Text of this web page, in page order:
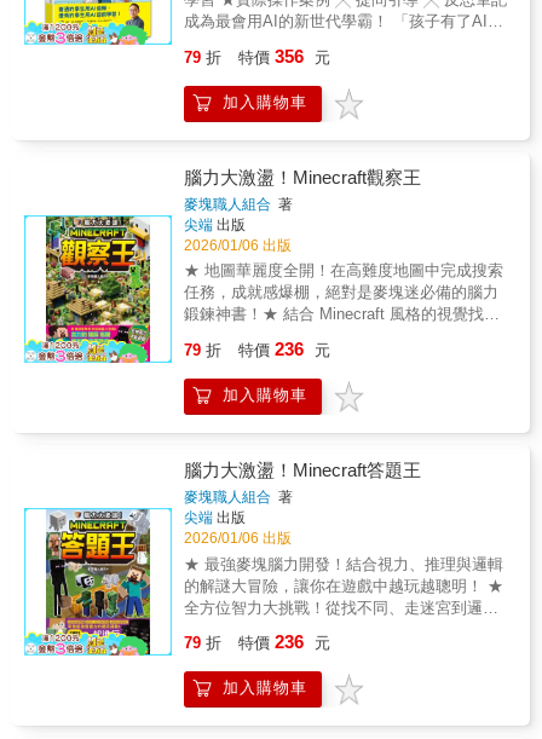
領， 以最親切的方式解說AI的基礎知識、正確
學的孩子，會再這個故事裡得到更多有趣且多
界，展開銀河小學的決戰大冒險吧！ ▍ 本書特
色 1. 韓國頂尖認知科學家監製，用故事搭配插
圖讓孩子輕鬆理解AI科學。 2. 以小學生能懂的
語言解釋艱深科技詞彙，閱讀零負擔、知識秒
吸收。 3. 透過精彩科幻情節引導孩子思考科技
與倫理，理解AI未來的關鍵。 學習領域：科技
議題教育：品格、科技 適讀年齡：8歲以上，
附注音
種進化需求：【紅石機關篇】實體裝置的大進
化！ 教你建造破壞力十足的「連射型TNT加農
砲」、讓資源源源不絕的「全自動物品分類
計時裝置。讓你的基地變成充滿高科技感的現
代堡壘。【指令修改篇】遊戲規則的大進化！
透過指令直接介入遊戲系統，召喚席捲敵人的
至是召喚炸藥之雨！只要輸入指令，你就能化
身為遊戲中的創世神，創造出原本不存在的全
新玩法。【寫給家長：從遊戲中培養邏輯與程
式邏輯的專業路徑】Minecraft不僅是一套遊
戲，更是目前全球公認最適合培養「程式化思
維（Computational Thinking）」的工具。本書
由淺入深，第一步引導孩子透過紅石電路理解
（Command Blocks）實作邏輯判斷與參數設
定。這種「試錯、修正、優化」的過程，能建
立專業的邏輯架構。我們不只教孩子「怎麼
地學會數位時代最重要的邏輯競爭力。
成為最會用AI的新世代學霸！ 「孩子有了AI，
的問題。事實上，問題不在於AI，而是孩子怎
麼使用它。把思考外包給AI的孩子，會越用越
依賴；懂得駕馭AI的孩子，則是把學習能力放
的思維鷹架，讓AI成為學習的增幅器，而非思
考的替代品！ AI時代，最重要的能力是提問！
同一個問題，問法不同，結果差很多──✖︎ 請幫
我寫一篇作文。✔︎ 請你挑戰我的作文，找出可
以寫得更好的地方。 ✖︎ 請給我這題數學答案。
✔︎ 請用問題引導我，讓我自己解出答案。 ✖︎ 幫
我把這段文章簡化給我看。 ✔︎ 你覺得這段文章
的重點是什麼？我講講看，你來糾正。 養成AI
學習力的四大關鍵是什麼──◎ 精準指揮：先學
幅：讓AI成為全科專屬家教，而不是作業代寫
機。◎ 個人化學習：結合蘇格拉底法與費曼學
習法等，讓AI負責考倒你。◎ 親子共學不焦
慮：家長不用成為AI專家，也可以安心陪伴孩
子走進AI時代。 這樣的孩子與家長，特別適合
本書──◎ 對AI充滿好奇想跟上科技趨勢◎ 正
在學習如何精準對AI提問◎ 渴望提升學科表現
卻缺乏有效練習方式◎ 用AI找答案卻越用越依
賴 學會問對問題，AI就會變成最強的學習夥伴
──本書從基礎提問技巧、資訊查證、思考訓練
出發，一路帶孩子進入跨科整合與創意思考，
實際示範如何在國、英、數、自、社各科中，
以及在生活應用上提出具體的AI協作方案。無
論是想打造專屬英文對話教練，還是請出最會
拆解題目的數學老師，AI都可以做到！ 【本書
79 折 特價 356 元
加入購物車
腦力大激盪！Minecraft觀察王
麥塊職人組合 著
尖端 出版
2026/01/06 出版
★ 地圖華麗度全開！在高難度地圖中完成搜索
任務，成就感爆棚，絕對是麥塊迷必備的腦力
鍛鍊神書！★ 結合 Minecraft 風格的視覺找找
爆發！頼龮 麥塊大神集合！挑戰史上最強視覺
冒險這是一本專為 Minecraft 冒險者 量身打造
的視覺挑戰書！我們把最經典的麥塊世界變成
多震撼場景，從熱鬧的據點、神祕的試煉密
室，到驚險萬分的海底遺跡，每一頁都塞滿了
玩家、動物與怪物！ 你必須發揮過人的眼力，
根據藍色框框裡的目標圖片和數量，在密密麻
麻的畫面中把他們通通揪出來。 不管是「尋找
狼寶寶一家人」還是「在遺跡裡找出神祕陶
罐」，每一關都在考驗你的眼力極限！頽鴍 你
的眼力能撐到第幾關？難度等級分級：題目的
點亮圖示越多，代表挑戰難度越高，讓你可以
藏的角色和怪物會以不同的姿勢或角度出現，
睜大眼睛別被騙了！神級攻略知識：地圖裡還
藏著「麥塊實用小知識」，讓你掌握風彈用
79 折 特價 236 元
加入購物車
腦力大激盪！Minecraft答題王
麥塊職人組合 著
尖端 出版
2026/01/06 出版
★ 最強麥塊腦力開發！結合視力、推理與邏輯
的解謎大冒險，讓你在遊戲中越玩越聰明！ ★
全方位智力大挑戰！從找不同、走迷宮到邏輯
次滿足！頼龮 麥塊智多星集合！解開傳說寶藏
的祕密這是一本專為 Minecraft 冒險者 打造的
究極解謎之書！我們把最熱血的麥塊冒險變成
79 折 特價 236 元
加入購物車